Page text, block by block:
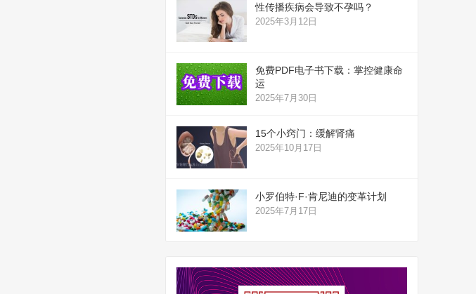
性传播疾病会导致不孕吗？
2025年3月12日
免费PDF电子书下载：掌控健康命
运
2025年7月30日
15个小窍门：缓解肾痛
2025年10月17日
小罗伯特·F·肯尼迪的变革计划
2025年7月17日